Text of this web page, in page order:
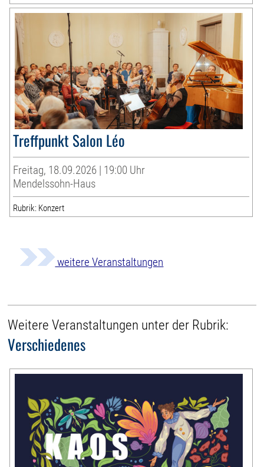
Treffpunkt Salon Léo
Freitag, 18.09.2026 | 19:00 Uhr
Mendelssohn-Haus
Rubrik: Konzert
weitere Veranstaltungen
Weitere Veranstaltungen unter der Rubrik:
Verschiedenes